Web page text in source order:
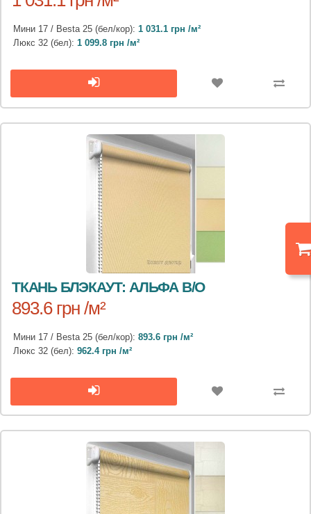
Мини 17 / Besta 25 (бел/кор): 1 031.1 грн /м²
Люкс 32 (бел): 1 099.8 грн /м²
ТКАНЬ БЛЭКАУТ: АЛЬФА B/O
893.6 грн /м²
Мини 17 / Besta 25 (бел/кор): 893.6 грн /м²
Люкс 32 (бел): 962.4 грн /м²